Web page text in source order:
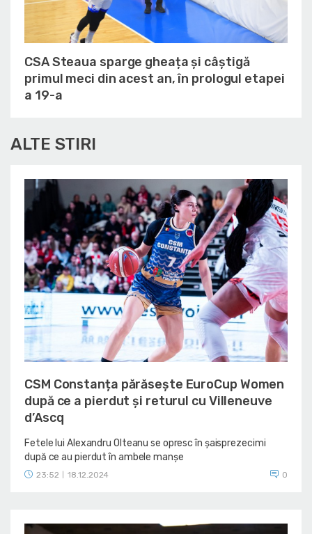
CSA Steaua sparge gheața și câștigă
primul meci din acest an, în prologul etapei
a 19-a
ALTE STIRI
CSM Constanța părăsește EuroCup Women
după ce a pierdut și returul cu Villeneuve
d’Ascq
Fetele lui Alexandru Olteanu se opresc în șaisprezecimi
după ce au pierdut în ambele manșe
23:52 18.12.2024 0